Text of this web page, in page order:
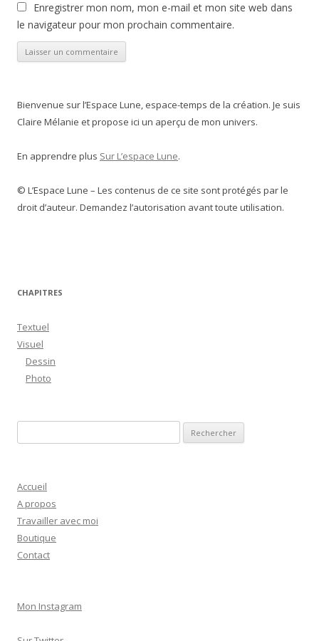
Enregistrer mon nom, mon e-mail et mon site web dans
le navigateur pour mon prochain commentaire.
Bienvenue sur l’Espace Lune, espace-temps de la création. Je suis
Claire Mélanie et propose ici un aperçu de mon univers.
En apprendre plus Sur L’espace Lune.
© L’Espace Lune – Les contenus de ce site sont protégés par le
droit d’auteur. Demandez l’autorisation avant toute utilisation.
CHAPITRES
Textuel
Visuel
Dessin
Photo
e
h
e
r
c
h
Accueil
A propos
Travailler avec moi
Boutique
Contact
Mon Instagram